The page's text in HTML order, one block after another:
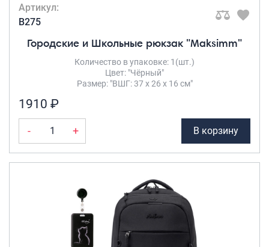
Артикул:
B275
Городские и Школьные рюкзак "Maksimm"
Количество в упаковке: 1(шт.)
Цвет: "Чёрный"
Размер: "ВШГ: 37 х 26 х 16 см"
1910 ₽
- + В корзину